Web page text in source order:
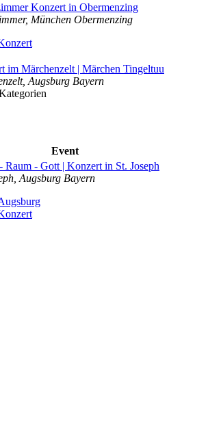
Konzert in Obermenzing
München Obermenzing
im Märchenzelt | Märchen Tingeltuu
Augsburg Bayern
Event
Raum - Gott | Konzert in St. Joseph
Augsburg Bayern